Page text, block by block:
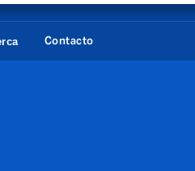
Contacto